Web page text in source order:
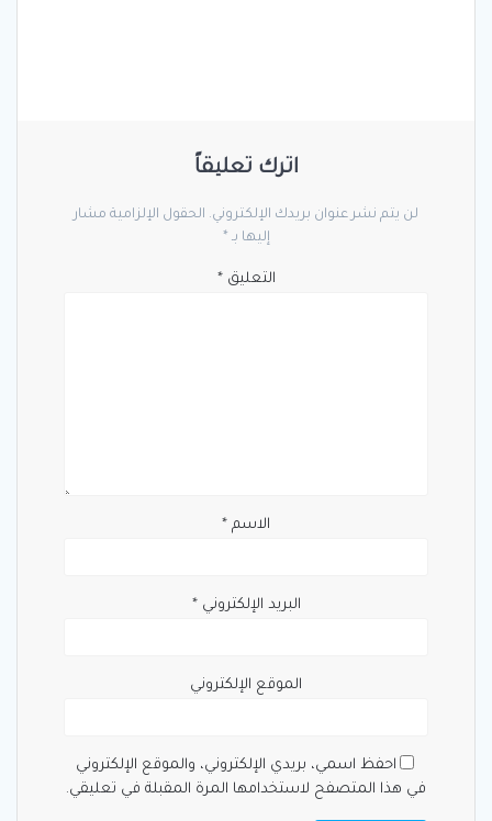
اترك تعليقاً
لن يتم نشر عنوان بريدك الإلكتروني. الحقول الإلزامية مشار
إليها بـ *
التعليق*
الاسم *
البريد الإلكتروني*
الموقع الإلكتروني
احفظ اسمي، بريدي الإلكتروني، والموقع الإلكتروني
في هذا المتصفح لاستخدامها المرة المقبلة في تعليقي.